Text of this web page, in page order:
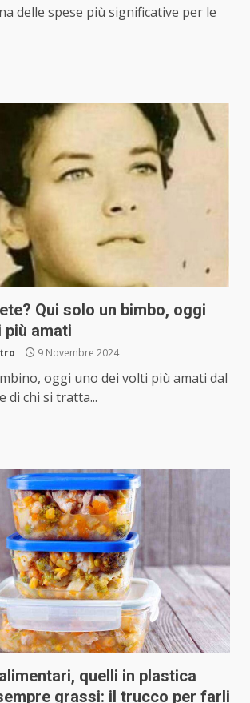
delle spese più significative per le
Qui solo un bimbo, oggi
più amati
9 Novembre 2024
oggi uno dei volti più amati dal
di chi si tratta...
quelli in plastica
grassi: il trucco per farli